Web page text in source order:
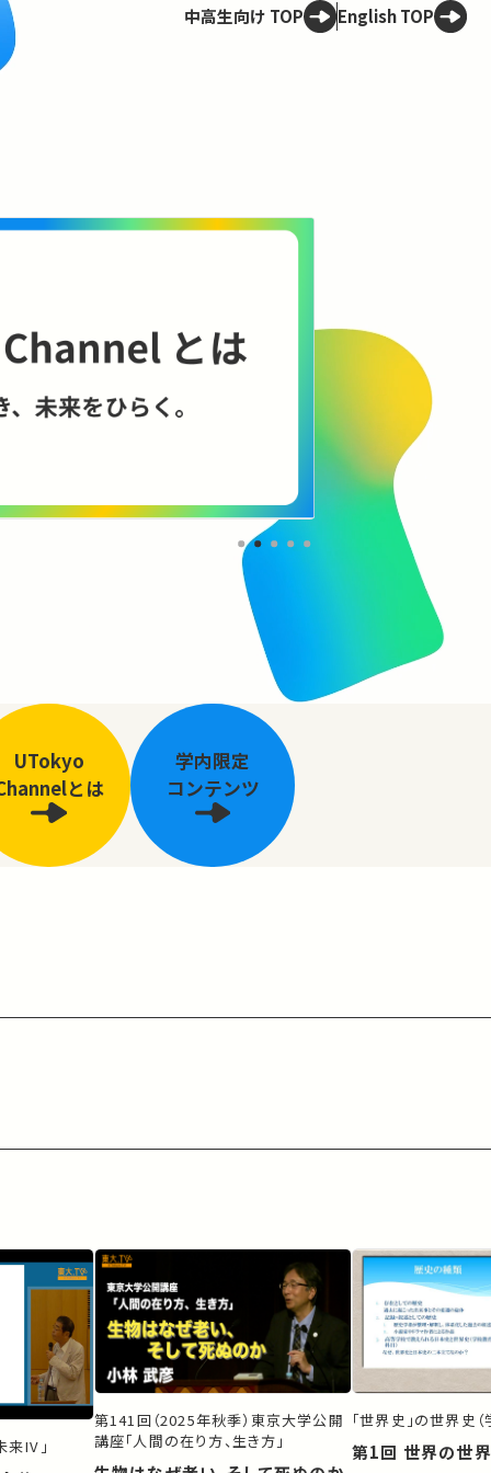
中高生向け TOP English TOP
AIやロボット
に何をもたら
に、技術と社会
コンテンツを見
UTokyo
とは
学内限定
コンテンツ
来IV」
第141回（2025年秋季）東京大学公開
講座「人間の在り方、生き方」
「世界史」の世界史
第1回 世界の世